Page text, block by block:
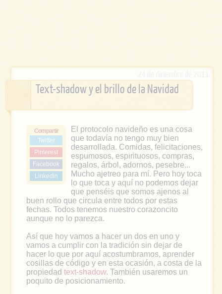
Text-shadow y el brillo de la Navidad
Compartir
Twitter
Pinterest
Facebook
Linkedin
El protocolo navideño es una cosa
que todavía no tengo muy bien
desarrollada. Comidas, felicitaciones,
espumosos, espirituosos, compras,
regalos, árbol, adornos, pesebre...
Mucho ajetreo para mí. Pero hoy toca
lo que toca y aquí no podemos dejar
que penséis que somos ajenos al
buen rollo que circula entre todos por estas
fechas. Todos tenemos nuestro corazoncito
aunque no lo parezca.
Así que hoy vamos a hacer un dos en uno y
vamos a cumplir con la tradición sin dejar de
hacer lo que por aquí acostumbramos, aprender
cosillas de código y en esta ocasión, a costa de la
propiedad text-shadow. También usaremos un
poquito de posicionamiento.